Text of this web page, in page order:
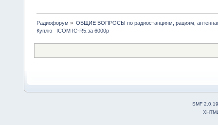
Радиофорум » ОБЩИЕ ВОПРОСЫ по радиостанциям, рациям,
Куплю   ICOM IC-R5.за 6000р
SMF 2.0.19